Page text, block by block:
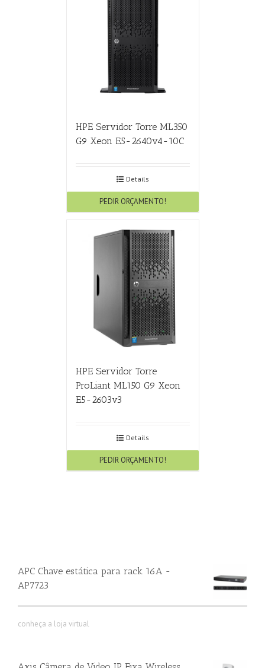
HPE Servidor Torre ML350
G9 Xeon E5-2640v4-10C
Details
PEDIR ORÇAMENTO!
HPE Servidor Torre
ProLiant ML150 G9 Xeon
E5-2603v3
Details
PEDIR ORÇAMENTO!
APC Chave estática para rack 16A -
AP7723
conheça a loja virtual